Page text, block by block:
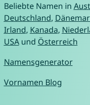
Beliebte Namen in
Deutschland,
Irland, Kanada,
USAund Österreich
Namensgenerator
Vornamen Blog